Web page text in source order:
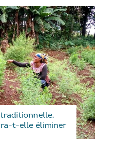
t-elle éliminer